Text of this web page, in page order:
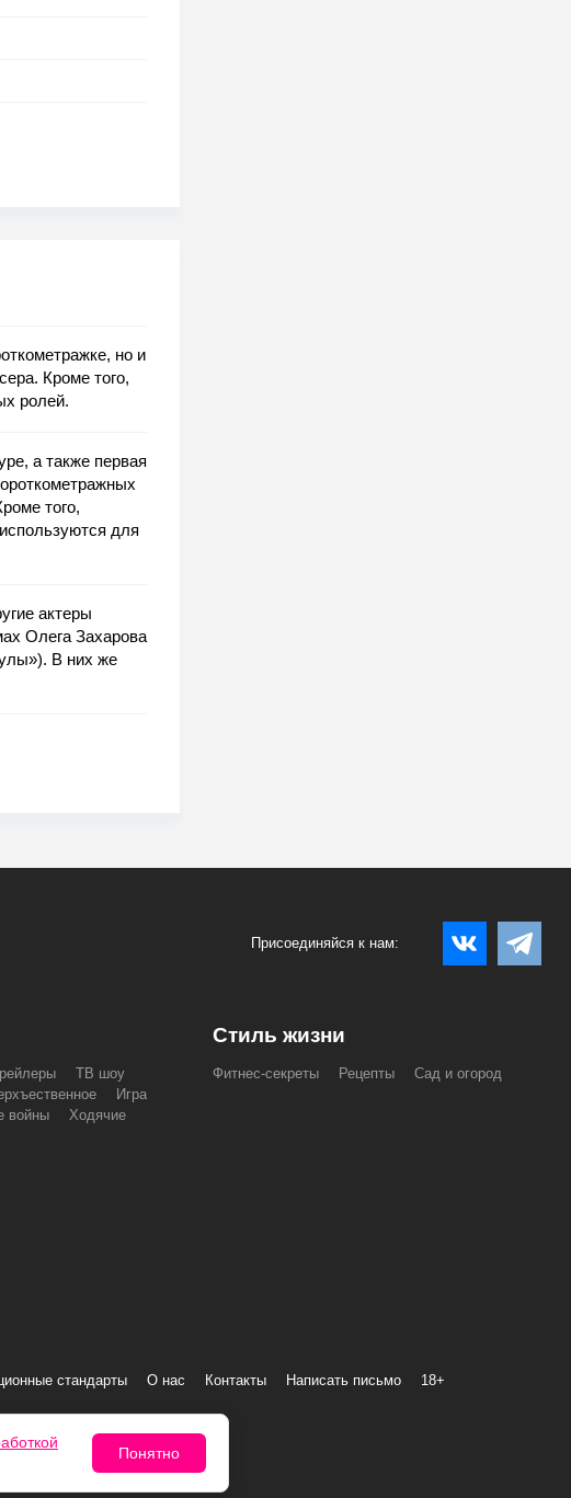
но и
Кроме того,
ролей.
а также первая
того,
для
актеры
Олега Захарова
В них же
Присоединяйся к нам:
ТВ шоу
Игра
войны
Ходячие
Стиль жизни
Фитнес-секреты Рецепты Сад и огород
стандарты О нас Контакты Написать письмо 18+
Понятно